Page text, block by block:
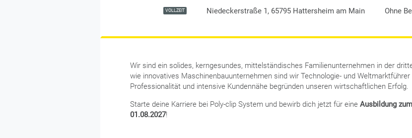
VOLLZEIT Niedeckerstraße 1, 65795 Hattersheim am Main Ohne
Wir sind ein solides, kerngesundes, mittelständisches Familienunternehmen in der
wie innovatives Maschinenbauunternehmen sind wir Technologie- und
Professionalität und intensive Kundennähe begründen unseren wirtschaftlichen Erfolg.
Starte deine Karriere bei Poly-clip System und bewirb dich jetzt für eine Ausbildung
01.08.2027!